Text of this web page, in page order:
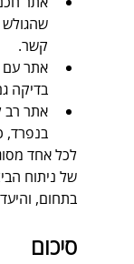
שהגולש
קשר.
אתר עם
בדיקה
בנפרד,
לכל אחד
של ניתוח
בתחום,
סיכום